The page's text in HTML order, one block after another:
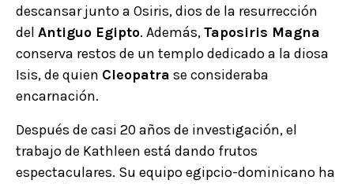
descansar junto a Osiris, dios de la resurrección
del Antiguo Egipto. Además,Taposiris Magna
conserva restos de un templo dedicado a la diosa
Isis, de quien Cleopatra se consideraba
encarnación.
Después de casi 20 años de investigación, el
trabajo de Kathleen está dando frutos
espectaculares. Su equipo egipcio-dominicano ha